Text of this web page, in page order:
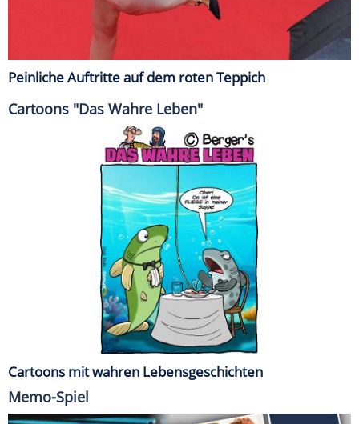
Peinliche Auftritte auf dem roten Teppich
Cartoons "Das Wahre Leben"
Cartoons mit wahren Lebensgeschichten
Memo-Spiel